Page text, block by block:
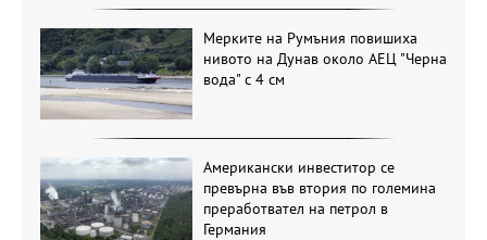
Мерките на Румъния повишиха
нивото на Дунав около АЕЦ "Черна
вода" с 4 см
Американски инвеститор се
превърна във втория по големина
преработвател на петрол в
Германия